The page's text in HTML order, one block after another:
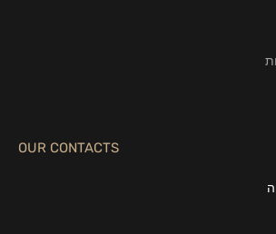
OUR CONTACTS